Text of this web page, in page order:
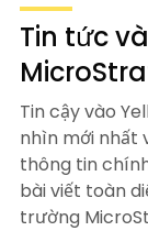
Tin tức
Tin cậy vào
nhìn mới nhất
thông tin
bài viết toàn
trường